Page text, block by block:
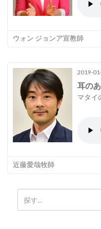
ウォン ジョンア宣教師
2019-
耳の
マタイ
近藤愛哉牧師